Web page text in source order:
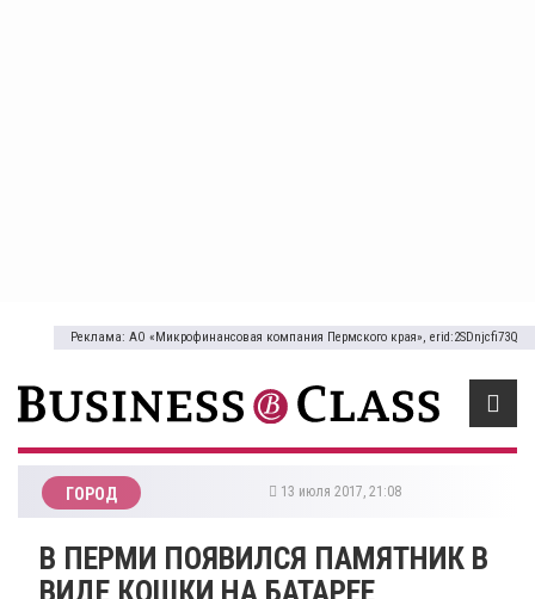
Реклама: АО «Микрофинансовая компания Пермского края», erid:2SDnjcfi73Q
ГОРОД 13 июля 2017, 21:08
В ПЕРМИ ПОЯВИЛСЯ ПАМЯТНИК В
ВИДЕ КОШКИ НА БАТАРЕЕ